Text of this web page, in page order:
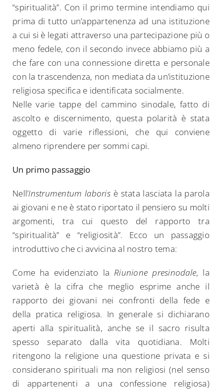
“spiritualità”. Con il primo termine intendiamo qui
prima di tutto un’appartenenza ad una istituzione
a cui si è legati attraverso una partecipazione più o
meno fedele, con il secondo invece abbiamo più a
che fare con una connessione diretta e personale
con la trascendenza, non mediata da un’istituzione
religiosa specifica e identificata socialmente.
Nelle varie tappe del cammino sinodale, fatto di
ascolto e discernimento, questa polarità è stata
oggetto di varie riflessioni, che qui conviene
almeno riprendere per sommi capi.
Un primo passaggio
Nell’Instrumentum laborisè stata lasciata la parola
ai giovani e ne è stato riportato il pensiero su molti
argomenti, tra cui questo del rapporto tra
“spiritualità” e “religiosità”. Ecco un passaggio
introduttivo che ci avvicina al nostro tema:
Come ha evidenziato laRiunione presinodale, la
varietà è la cifra che meglio esprime anche il
rapporto dei giovani nei confronti della fede e
della pratica religiosa. In generale si dichiarano
aperti alla spiritualità, anche se il sacro risulta
spesso separato dalla vita quotidiana. Molti
ritengono la religione una questione privata e si
considerano spirituali ma non religiosi (nel senso
di appartenenti a una confessione religiosa)